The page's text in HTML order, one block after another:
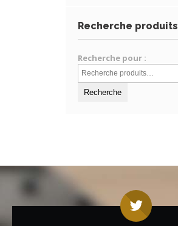
Recherche produits
Recherche pour :